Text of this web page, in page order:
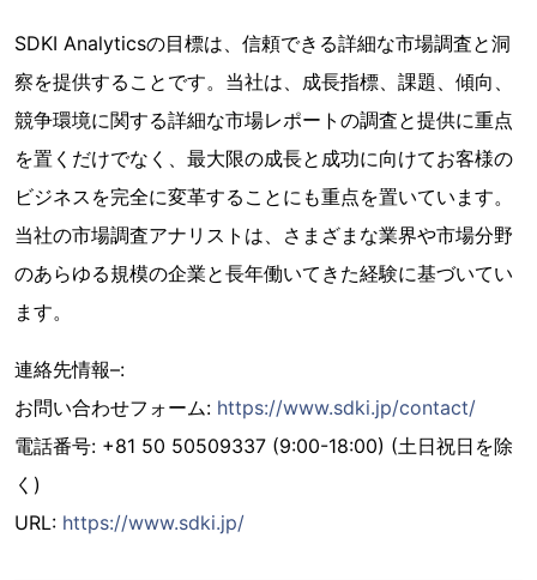
SDKI Analyticsの目標は、信頼できる詳細な市場調査と洞
察を提供することです。当社は、成長指標、課題、傾向、
競争環境に関する詳細な市場レポートの調査と提供に重点
を置くだけでなく、最大限の成長と成功に向けてお客様の
ビジネスを完全に変革することにも重点を置いています。
当社の市場調査アナリストは、さまざまな業界や市場分野
のあらゆる規模の企業と長年働いてきた経験に基づいてい
ます。
連絡先情報–:
お問い合わせフォーム: https://www.sdki.jp/contact/
電話番号: +81 50 50509337 (9:00-18:00) (土日祝日を除
く)
URL: https://www.sdki.jp/